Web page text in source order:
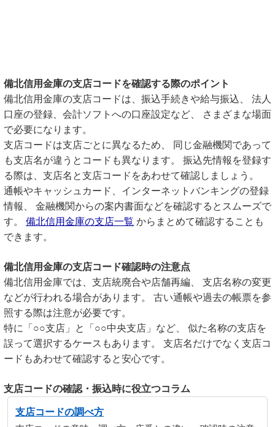
備北信用金庫の支店コードを確認する際のポイント
備北信用金庫の支店コードは、振込手続きや給与振込、 法人
口座の登録、会計ソフトへの口座設定など、 さまざまな場面
で必要になります。
支店コードは支店ごとに異なるため、 同じ金融機関であって
も支店名が違うとコードも異なります。 振込先情報を登録す
る際は、支店名と支店コードをあわせて確認しましょう。
通帳やキャッシュカード、インターネットバンキングの登録
情報、 金融機関からの案内書面などを確認するとスムーズで
す。 備北信用金庫の支店一覧 からまとめて確認することも
できます。
備北信用金庫の支店コード確認時の注意点
備北信用金庫では、支店統廃合や店舗再編、 支店名称の変更
などが行われる場合があります。 古い通帳や過去の帳票を参
照する際は注意が必要です。
特に「○○支店」と「○○中央支店」など、 似た名称の支店を
誤って選択するケースもあります。 支店名だけでなく支店コ
ードもあわせて確認すると安心です。
支店コードの確認・振込時に役立つコラム
支店コードの調べ方